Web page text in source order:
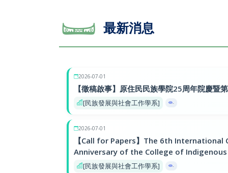
最新消息
2026-07-01
【徵稿啟事】原住民民族學院25周年院慶暨
[民族發展與社會工作學系] -
2026-07-01
【Call for Papers】The 6th
Anniversary of the College of
[民族發展與社會工作學系] -